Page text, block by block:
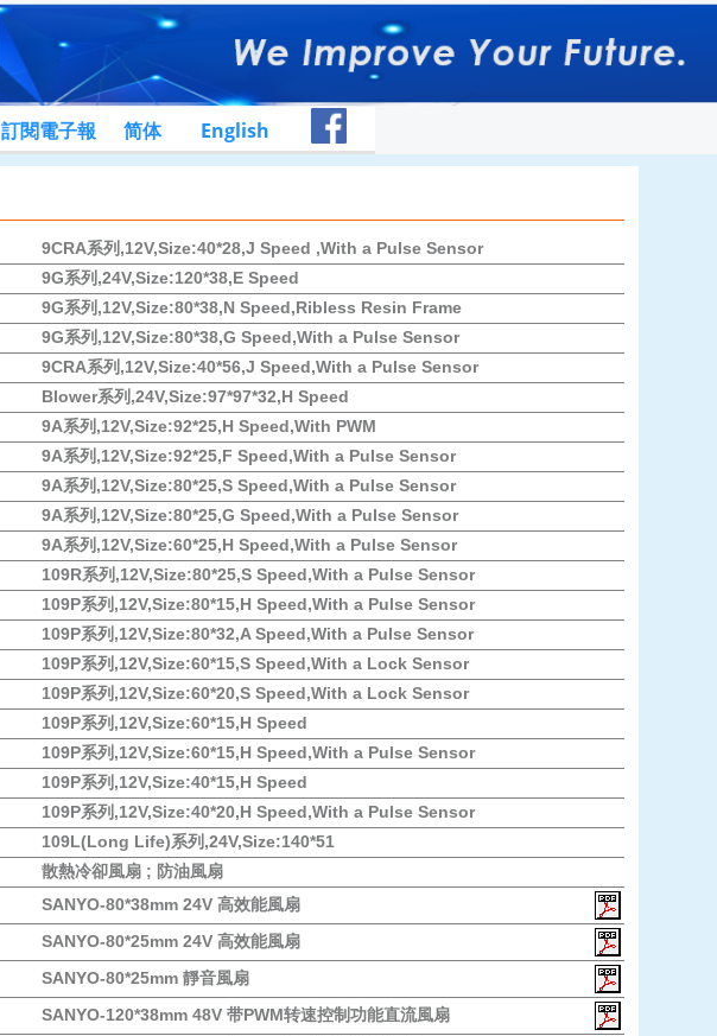
訂閱電子報 简体 English
9CRA系列,12V,Size:40*28,J Speed ,With a Pulse Sensor
9G系列,24V,Size:120*38,E Speed
9G系列,12V,Size:80*38,N Speed,Ribless Resin Frame
9G系列,12V,Size:80*38,G Speed,With a Pulse Sensor
9CRA系列,12V,Size:40*56,J Speed,With a Pulse Sensor
Blower系列,24V,Size:97*97*32,H Speed
9A系列,12V,Size:92*25,H Speed,With PWM
9A系列,12V,Size:92*25,F Speed,With a Pulse Sensor
9A系列,12V,Size:80*25,S Speed,With a Pulse Sensor
9A系列,12V,Size:80*25,G Speed,With a Pulse Sensor
9A系列,12V,Size:60*25,H Speed,With a Pulse Sensor
109R系列,12V,Size:80*25,S Speed,With a Pulse Sensor
109P系列,12V,Size:80*15,H Speed,With a Pulse Sensor
109P系列,12V,Size:80*32,A Speed,With a Pulse Sensor
109P系列,12V,Size:60*15,S Speed,With a Lock Sensor
109P系列,12V,Size:60*20,S Speed,With a Lock Sensor
109P系列,12V,Size:60*15,H Speed
109P系列,12V,Size:60*15,H Speed,With a Pulse Sensor
109P系列,12V,Size:40*15,H Speed
109P系列,12V,Size:40*20,H Speed,With a Pulse Sensor
109L(Long Life)系列,24V,Size:140*51
散熱冷卻風扇 ; 防油風扇
SANYO-80*38mm 24V 高效能風扇
SANYO-80*25mm 24V 高效能風扇
SANYO-80*25mm 靜音風扇
SANYO-120*38mm 48V 带PWM转速控制功能直流風扇